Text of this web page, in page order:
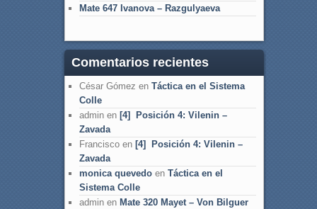
Mate 647 Ivanova – Razgulyaeva
Comentarios recientes
César Gómez en Táctica en el Sistema
Colle
adminen [4] Posición 4: Vilenin –
Zavada
Franciscoen [4] Posición 4: Vilenin –
Zavada
monica quevedoen Táctica en el
Sistema Colle
adminen Mate 320 Mayet – Von Bilguer